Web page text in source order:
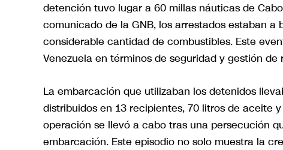
detención tuvo lugar a 60 millas náuticas de
comunicado de la GNB, los arrestados estaban
considerable cantidad de combustibles. Este
Venezuela en términos de seguridad y gestión de
La embarcación que utilizaban los detenidos
distribuidos en 13 recipientes, 70 litros de aceite
operación se llevó a cabo tras una persecución
embarcación. Este episodio no solo muestra la